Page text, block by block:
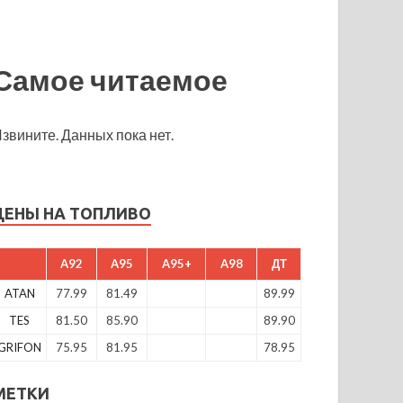
читаемое
Данных пока нет.
НА ТОПЛИВО
A92 A95 A95+ A98 ДТ
ATAN 77.99 81.49
89.99
TES
81.50 85.90
89.90
75.95 81.95 78.95